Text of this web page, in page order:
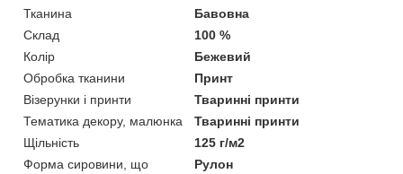
Тканина
Бавовна
Склад
100 %
Колір
Бежевий
Обробка тканини
Принт
Візерунки і принти
Тваринні принти
Тематика декору, малюнка
Тваринні принти
Щільність
125 г/м2
Форма сировини, що
Рулон